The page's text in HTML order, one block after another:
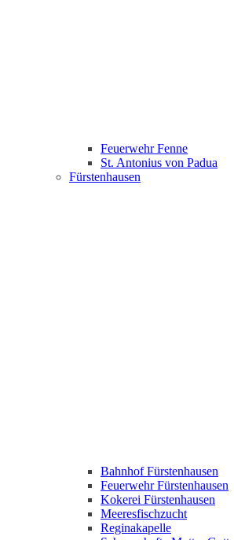
Feuerwehr Fenne
St. Antonius von Padua
Fürstenhausen
Bahnhof Fürstenhausen
Feuerwehr Fürstenhausen
Kokerei Fürstenhausen
Meeresfischzucht
Reginakapelle